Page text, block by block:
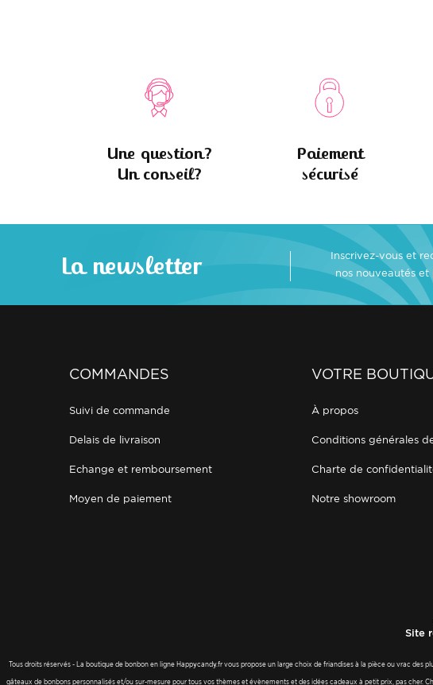
Une question?
Un conseil?
Paiement
sécurisé
La newsletter
Inscrivez-vous et
nos nouveautés et
COMMANDES
suivi de commande
delais de livraison
echange et remboursement
moyen de paiement
VOTRE
à propos
conditions générales
charte de
notre showroom
Site
Tous droits réservés - La boutique de bonbon en ligne Happycandy.fr vous propose un large choix de friandises à la pièce ou vrac
gâteaux de bonbons personnalisés et/ou sur-mesure pour tous vos thèmes et évènements et des idées cadeaux à petit prix, pas cher.